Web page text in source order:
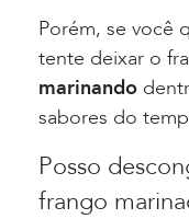
Porém, se você
tente deixar o
marinando
sabores do
Posso
frango